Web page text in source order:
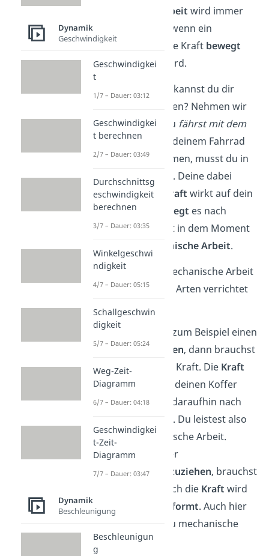
Mechanische Arbeit wird immer
dann verrichtet, wenn ein
Körper durch eine Kraft bewegt
oderverformt
wird.
Doch was genau kannst du dir
darunter vorstellen? Nehmen wir
als Beispiel an, du fährst mit dem
Fahrrad. Um mit deinem Fahrrad
vorwärts zukommen, musst du in
die Pedale treten. Deine dabei
aufgewendete
Kraft wirkt auf dein
Fahrrad und
bewegt es nach
vorne. Du leistest in dem Moment
mechanische Arbeit.
Im Alltag kann mechanische Arbeit
auf verschiedene Arten verrichtet
werden:
Möchtest du zum Beispiel einen
Kofferanheben, dann brauchst
du dafür eine Kraft. Die Kraft
wirkst du auf deinen Koffer
aus, der sich daraufhin nach
. Du leistest also
eine mechanische Arbeit.
Um eine Feder
auseinanderzuziehen, brauchst
du Kraft. Durch die Kraft wird
verformt. Auch hier
verrichtest du mechanische
Arbeit.
Dynamik
Geschwindigkeit
Geschwindigkei
t
1/7 – Dauer: 03:12
Geschwindigkei
t berechnen
2/7 – Dauer: 03:49
Durchschnittsg
eschwindigkeit
berechnen
3/7 – Dauer: 03:35
Winkelgeschwi
ndigkeit
4/7 – Dauer: 05:15
Schallgeschwin
digkeit
5/7 – Dauer: 05:24
Weg-Zeit-
Diagramm
6/7 – Dauer: 04:18
Geschwindigkei
t-Zeit-
Diagramm
7/7 – Dauer: 03:47
Dynamik
Beschleunigung
Beschleunigun
g